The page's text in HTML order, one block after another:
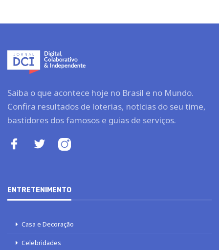
Saiba o que acontece hoje no Brasil e no Mundo.
Confira resultados de loterias, notícias do seu time,
bastidores dos famosos e guias de serviços.
ENTRETENIMENTO
Casa e Decoração
Celebridades